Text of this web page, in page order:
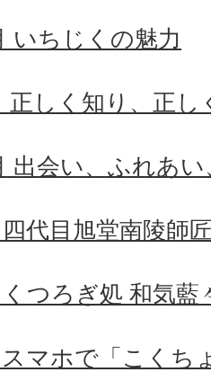
いちじくの魅力
正しく知り、正し
出会い、ふれあ
代目旭堂南陵師
つろぎ処 和気藍
マホで「こくち